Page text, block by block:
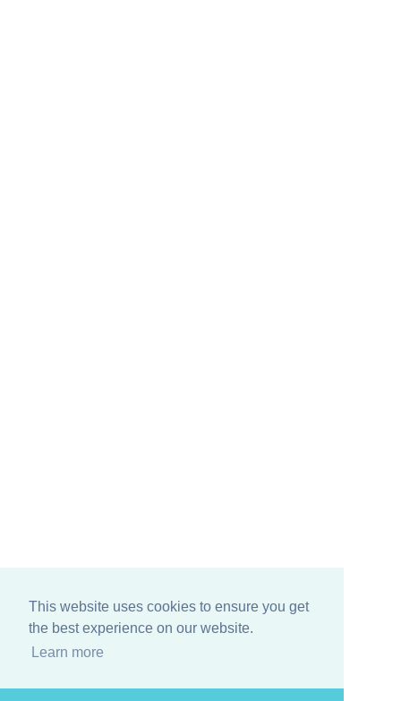
This website uses cookies to ensure you get
the best experience on our website.
Learn more